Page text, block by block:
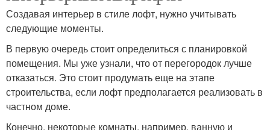
Создавая интерьер в стиле лофт, нужно учитывать
следующие моменты.
В первую очередь стоит определиться с планировкой
помещения. Мы уже узнали, что от перегородок лучше
отказаться. Это стоит продумать еще на этапе
строительства, если лофт предполагается реализовать в
частном доме.
Конечно, некоторые комнаты, например, ванную и